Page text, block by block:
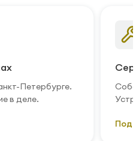
Петербурге.
в деле.